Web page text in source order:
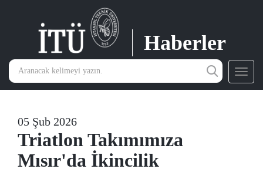
Haberler
05 Şub 2026
Triatlon Takımımıza
Mısır'da İkincilik